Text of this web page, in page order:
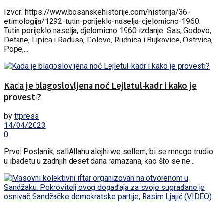
Izvor: https://www.bosanskehistorije.com/historija/36-
etimologija/1292-tutin-porijeklo-naselja-djelomicno-1960.
Tutin porijeklo naselja, djelomicno 1960 izdanje Sas, Godovo,
Detane, Lipica i Radusa, Dolovo, Rudnica i Bujkovice, Ostrvica,
Pope,...
Kada je blagoslovljena noć Lejletul-kadr i kako je
provesti?
by ttpress
14/04/2023
0
Prvo: Poslanik, sallAllahu alejhi we sellem, bi se mnogo trudio
u ibadetu u zadnjih deset dana ramazana, kao što se ne...